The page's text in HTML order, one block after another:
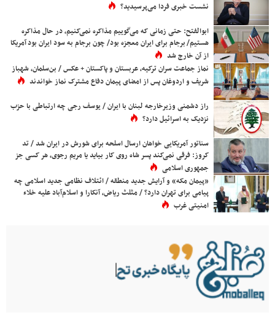
نشست خبری فردا می‌پرسیدید؟
ابوالفتح: حتی زمانی که می‌گوییم مذاکره نمی‌کنیم، در حال مذاکره
هستیم/ برجام برای ایران معجزه بود/ چون برجام به سود ایران بود آمریکا
از آن خارج شد
نماز جماعت سران ترکیه، عربستان و پاکستان + عکس / بن‌سلمان، شهباز
شریف و اردوغان پس از امضای پیمان دفاع مشترک نماز خواندند
راز دشمنی وزیرخارجه لبنان با ایران / یوسف رجی چه ارتباطی با حزب
نزدیک به اسرائیل دارد؟
سناتور آمریکایی خواهان ارسال اسلحه برای شورش در ایران شد / تد
کروز: فرقی نمی‌کند پسر شاه روی کار بیاید یا مریم رجوی، هر کسی جز
جمهوری اسلامی
«پیمان مکه» و آرایش جدید منطقه / ائتلاف نظامی جدید اسلامی چه
پیامی برای تهران دارد؟ / مثلث ریاض، آنکارا و اسلام‌آباد علیه خلاء
امنیتی غرب